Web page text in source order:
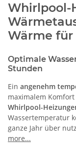
Whirlpool-
Wärme für
Optimale
Stunden
Ein angenehm
maximalem
Whirlpool-
Wassertemperatur
ganze Jahr über
more...